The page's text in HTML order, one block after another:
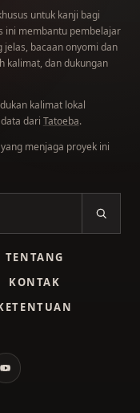
untuk kanji bagi
ini membantu pembelajar
bacaan onyomi dan
kalimat, dan dukungan
kalimat lokal
dari Tatoeba.
yang menjaga proyek ini
TENTANG
KONTAK
YouTube